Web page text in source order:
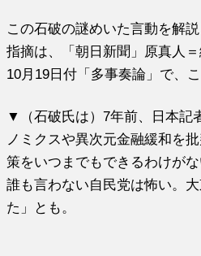
この石破の謎めいた言動を解
指摘は、「朝日新聞」原真人
10月19日付「多事奏論」で、
▼（石破氏は）7年前、日本記
ノミクスや異次元金融緩和を
策をいつまでもできるわけが
誰も言わない自民党は怖い。
た」とも。